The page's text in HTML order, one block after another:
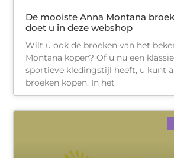
De mooiste Anna Montana
doet u in deze webshop
Wilt u ook de broeken van het
Montana kopen? Of u nu een
sportieve kledingstijl heeft, u kunt
broeken kopen. In het